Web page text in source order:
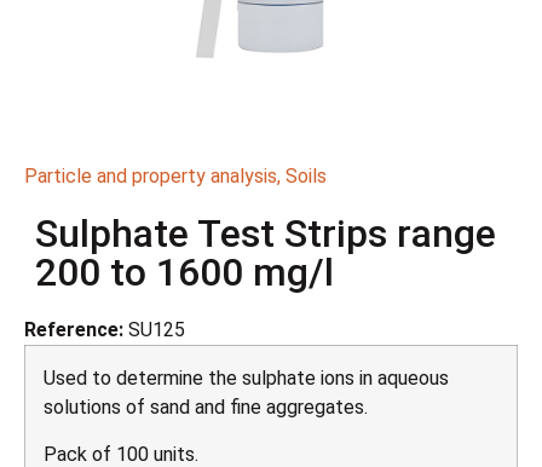
Particle and property analysis, Soils
Sulphate Test Strips range
200 to 1600 mg/l
Reference: SU125
Used to determine the sulphate ions in aqueous
solutions of sand and fine aggregates.
Pack of 100 units.